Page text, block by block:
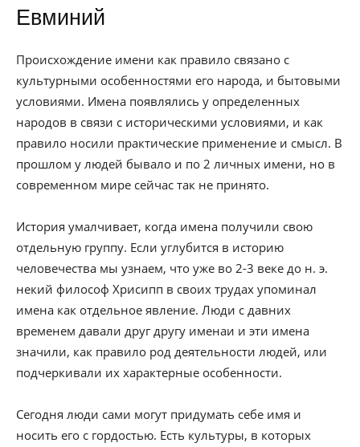
Евминий
Происхождение имени как правило связано с
культурными особенностями его народа, и бытовыми
условиями. Имена появлялись у определенных
народов в связи с историческими условиями, и как
правило носили практические применение и смысл. В
прошлом у людей бывало и по 2 личных имени, но в
современном мире сейчас так не принято.
История умалчивает, когда имена получили свою
отдельную группу. Если углубится в историю
человечества мы узнаем, что уже во 2-3 веке до н. э.
некий философ Хрисипп в своих трудах упоминал
имена как отдельное явление. Люди с давних
временем давали друг другу именаи и эти имена
значили, как правило род деятельности людей, или
подчеркивали их характерные особенности.
Сегодня люди сами могут придумать себе имя и
носить его с гордостью. Есть культуры, в которых